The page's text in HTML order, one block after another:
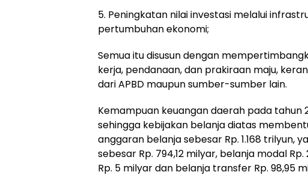
5. Peningkatan nilai investasi melalui
pertumbuhan ekonomi;
Semua itu disusun dengan
kerja, pendanaan, dan prakiraan maju,
dari APBD maupun sumber-sumber lain.
Kemampuan keuangan daerah pada tahun
sehingga kebijakan belanja diatas
anggaran belanja sebesar Rp. 1.168 trilyun,
sebesar Rp. 794,12 milyar, belanja modal
Rp. 5 milyar dan belanja transfer Rp. 98,95